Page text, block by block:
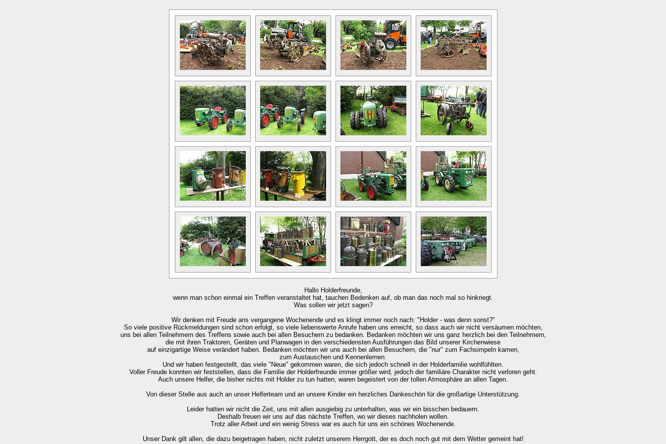
Hallo Holderfreunde,
wenn man schon einmal ein Treffen veranstaltet hat, tauchen Bedenken auf, ob man das noch mal so hinkriegt.
Was sollen wir jetzt sagen?
Wir denken mit Freude ans vergangene Wochenende und es klingt immer noch nach: "Holder - was denn sonst?"
So viele positive Rückmeldungen sind schon erfolgt, so viele liebenswerte Anrufe haben uns erreicht, so dass auch wir nicht versäumen möchten,
uns bei allen Teilnehmern des Treffens sowie auch bei allen Besuchern zu bedanken. Bedanken möchten wir uns ganz herzlich bei den Teilnehmern,
die mit ihren Traktoren, Geräten und Planwagen in den verschiedensten Ausführungen das Bild unserer Kirchenwiese
auf einzigartige Weise verändert haben. Bedanken möchten wir uns auch bei allen Besuchern, die "nur" zum Fachsimpeln kamen,
zum Austauschen und Kennenlernen.
Und wir haben festgestellt, das viele "Neue" gekommen waren, die sich jedoch schnell in der Holderfamilie wohlfühlten.
Voller Freude konnten wir feststellen, dass die Familie der Holderfreunde immer größer wird, jedoch der familiäre Charakter nicht verloren geht.
Auch unsere Helfer, die bisher nichts mit Holder zu tun hatten, waren begeistert von der tollen Atmosphäre an allen Tagen.
Von dieser Stelle aus auch an unser Helferteam und an unsere Kinder ein herzliches Dankeschön für die großartige Unterstützung.
Leider hatten wir nicht die Zeit, uns mit allen ausgiebig zu unterhalten, was wir ein bisschen bedauern.
Deshalb freuen wir uns auf das nächste Treffen, wo wir dieses nachholen wollen.
Trotz aller Arbeit und ein wenig Stress war es auch für uns ein schönes Wochenende.
Unser Dank gilt allen, die dazu beigetragen haben, nicht zuletzt unserem Herrgott, der es doch noch gut mit dem Wetter gemeint hat!